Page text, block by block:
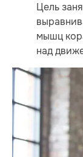
Цель
мышц
над